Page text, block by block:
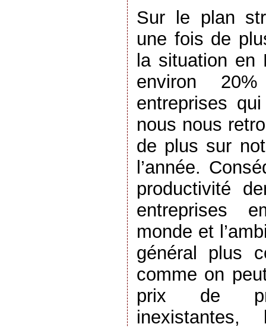
Sur le plan
une fois de
la situation en
environ
entreprises
nous nous
de plus sur
l’année.
productivité
entreprises
monde et
général plus
comme on
prix de
inexistantes,